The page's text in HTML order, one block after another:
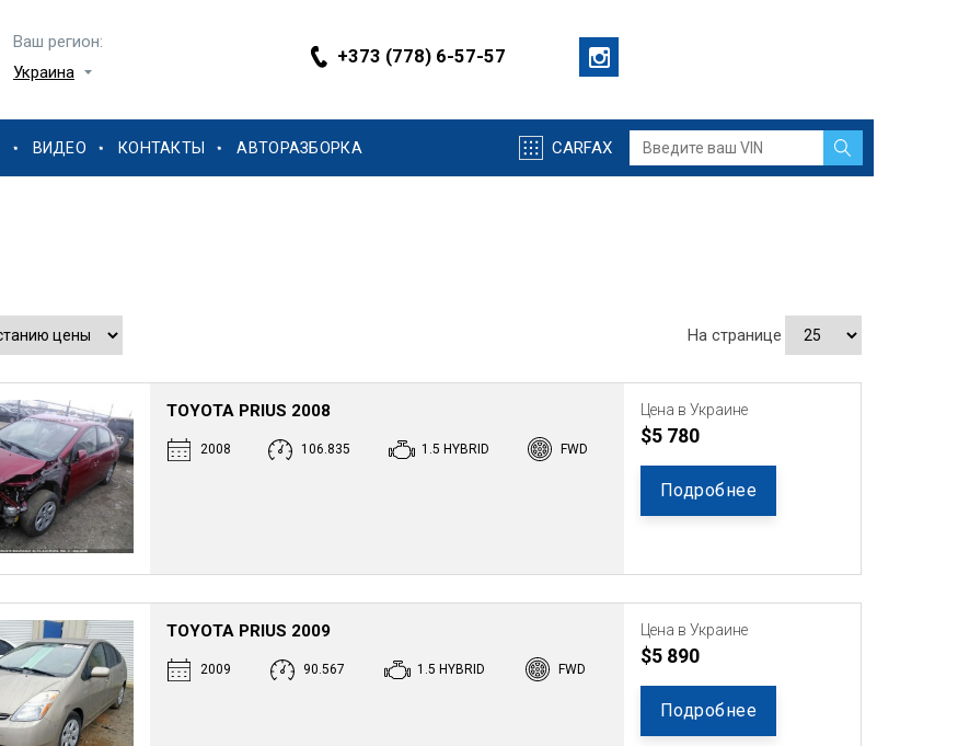
Ваш регион:
Украина
+373 (778) 6-57-57
ВИДЕО КОНТАКТЫ АВТОРАЗБОРКА CARFAX
На странице
TOYOTA PRIUS 2008
2008 106.835 1.5 HYBRID FWD
Цена в Украине
$5 780
Подробнее
TOYOTA PRIUS 2009
2009 90.567 1.5 HYBRID FWD
Цена в Украине
$5 890
Подробнее